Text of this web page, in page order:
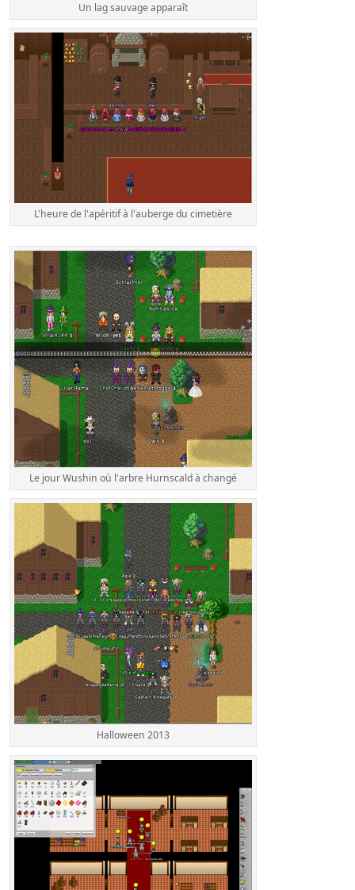
Un lag sauvage apparaît
L'heure de l'apéritif à l'auberge du cimetière
Le jour Wushin où l'arbre Hurnscald à changé
Halloween 2013